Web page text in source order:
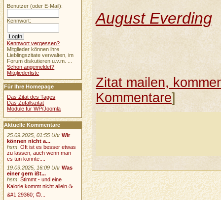
August Everding
Zitat mailen,
Kommentare]
Benutzer (oder E-Mail):
Kennwort:
Kennwort vergessen?
Mitglieder können ihre
Lieblingszitate verwalten, im
Forum diskutieren u.v.m. ...
Schon angemeldet?
Mitgliederliste
Für Ihre Homepage
Das Zitat des Tages
Das Zufallszitat
Module für WP/Joomla
Aktuelle Kommentare
25.09.2025, 01:55 Uhr Wir
können nicht a...
hsm:Oft ist es besser etwas
zu lassen, auch wenn man
es tun könnte....
19.09.2025, 16:09 Uhr Was
einer gern ißt...
hsm:Stimmt - und eine
Kalorie kommt nicht allein.☕
&#1 29360; 🙃...